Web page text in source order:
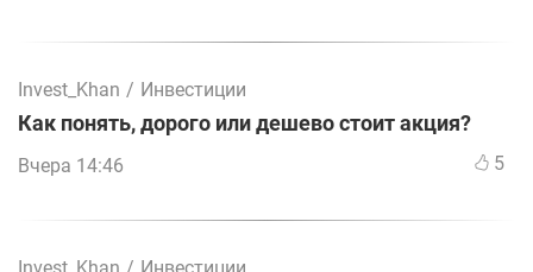
Invest_Khan / Инвестиции
Как понять, дорого или дешево стоит акция?
Вчера 14:46 5